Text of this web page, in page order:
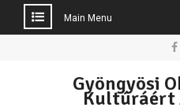
Main Menu
Gyöngyösi
Kultúráért